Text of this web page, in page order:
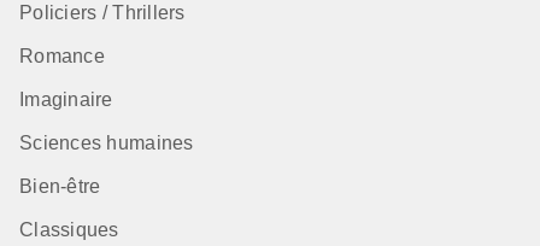
Policiers / Thrillers
Romance
Imaginaire
Sciences humaines
Bien-être
Classiques